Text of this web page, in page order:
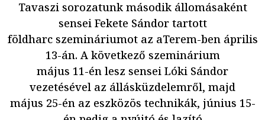
Tavaszi sorozatunk második állomásaként
sensei Fekete Sándor tartott
földharc szemináriumot az aTerem-ben április
13-án. A következő szeminárium
május 11-én lesz sensei Lóki Sándor
vezetésével az állásküzdelemről, majd
május 25-én az eszközös technikák, június 15-